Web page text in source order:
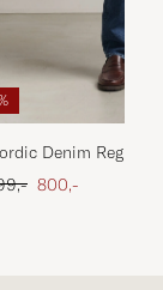
Denim Regular
pris
Nedsatt pris
800,-